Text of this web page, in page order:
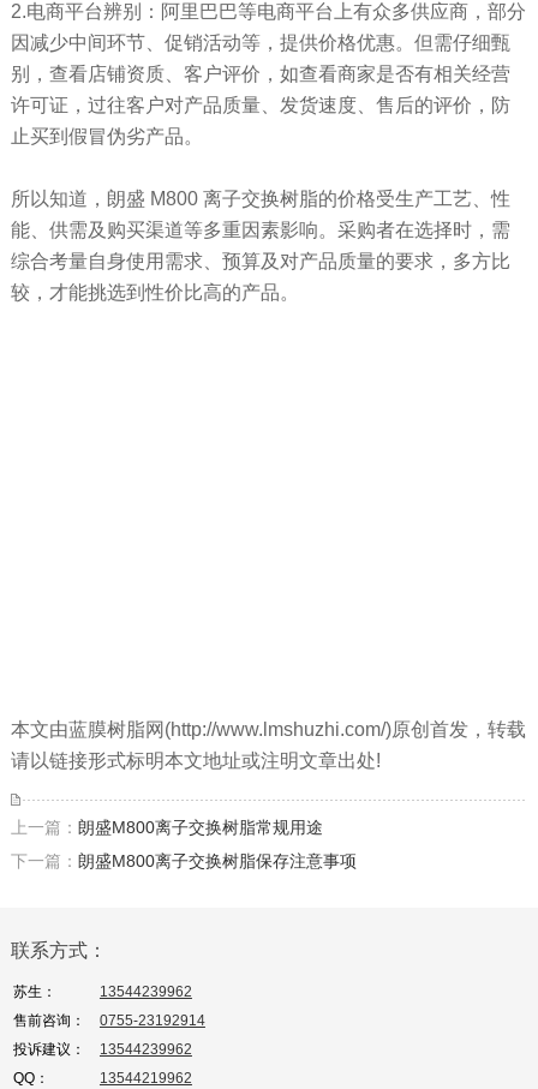
2.电商平台辨别：阿里巴巴等电商平台上有众多供应商，部分
因减少中间环节、促销活动等，提供价格优惠。但需仔细甄
别，查看店铺资质、客户评价，如查看商家是否有相关经营
许可证，过往客户对产品质量、发货速度、售后的评价，防
止买到假冒伪劣产品。
所以知道，朗盛 M800 离子交换树脂的价格受生产工艺、性
能、供需及购买渠道等多重因素影响。采购者在选择时，需
综合考量自身使用需求、预算及对产品质量的要求，多方比
较，才能挑选到性价比高的产品。
本文由蓝膜树脂网(http://www.lmshuzhi.com/)原创首发，转载
请以链接形式标明本文地址或注明文章出处!
上一篇： 朗盛M800离子交换树脂常规用途
下一篇： 朗盛M800离子交换树脂保存注意事项
联系方式：
苏生：
13544239962
售前咨询：
0755-23192914
投诉建议：
13544239962
QQ：
13544219962